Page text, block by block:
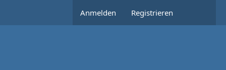
Anmelden Registrieren